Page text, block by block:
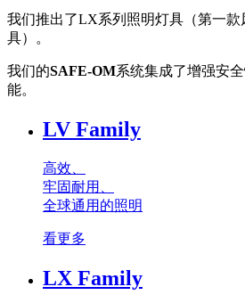
我们推出了LX系列照明灯具（第一
具）。
我们的SAFE-OM系统集成了增强安
能。
LV Family
高效、
牢固耐用、
全球通用的照明
看更多
LX Family